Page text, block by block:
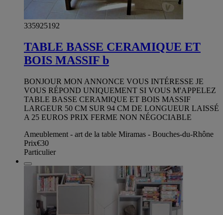
335925192
TABLE BASSE CERAMIQUE ET
BOIS MASSIF b
BONJOUR MON ANNONCE VOUS INTÉRESSE JE
VOUS RÉPOND UNIQUEMENT SI VOUS M'APPELEZ
TABLE BASSE CERAMIQUE ET BOIS MASSIF
LARGEUR 50 CM SUR 94 CM DE LONGUEUR LAISSÉ
A 25 EUROS PRIX FERME NON NÉGOCIABLE
Ameublement - art de la table Miramas - Bouches-du-Rhône
Prix€30
Particulier